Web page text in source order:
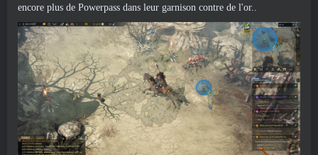
encore plus de Powerpass dans leur garnison contre de l'or..